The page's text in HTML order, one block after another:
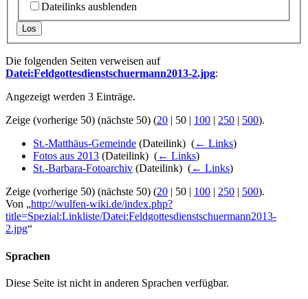
Dateilinks ausblenden
Los
Die folgenden Seiten verweisen auf
Datei:Feldgottesdienstschuermann2013-2.jpg:
Angezeigt werden 3 Einträge.
Zeige (vorherige 50) (nächste 50) (20 | 50 | 100 | 250 | 500).
St.-Matthäus-Gemeinde (Dateilink) ‎ (← Links)
Fotos aus 2013 (Dateilink) ‎ (← Links)
St.-Barbara-Fotoarchiv (Dateilink) ‎ (← Links)
Zeige (vorherige 50) (nächste 50) (20 | 50 | 100 | 250 | 500).
Von „http://wulfen-wiki.de/index.php?
title=Spezial:Linkliste/Datei:Feldgottesdienstschuermann2013-
2.jpg“
Sprachen
Diese Seite ist nicht in anderen Sprachen verfügbar.